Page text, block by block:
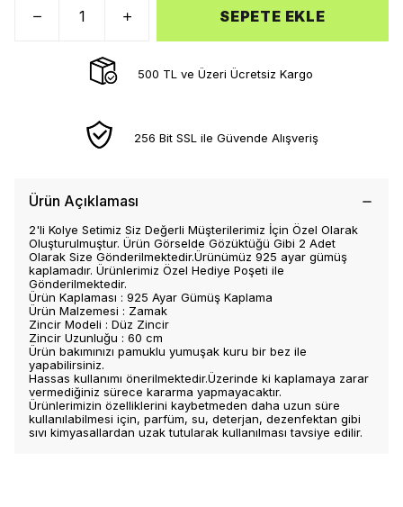
SEPETE EKLE
500 TL ve Üzeri Ücretsiz Kargo
256 Bit SSL ile Güvende Alışveriş
Ürün Açıklaması
2'li Kolye Setimiz Siz Değerli Müşterilerimiz İçin Özel Olarak
Oluşturulmuştur. Ürün Görselde Gözüktüğü Gibi 2 Adet
Olarak Size Gönderilmektedir.Ürünümüz 925 ayar gümüş
kaplamadır. Ürünlerimiz Özel Hediye Poşeti ile
Gönderilmektedir.
Ürün Kaplaması : 925 Ayar Gümüş Kaplama
Ürün Malzemesi : Zamak
Zincir Modeli : Düz Zincir
Zincir Uzunluğu : 60 cm
Ürün bakımınızı pamuklu yumuşak kuru bir bez ile
yapabilirsiniz.
Hassas kullanımı önerilmektedir.Üzerinde ki kaplamaya zarar
vermediğiniz sürece kararma yapmayacaktır.
Ürünlerimizin özelliklerini kaybetmeden daha uzun süre
kullanılabilmesi için, parfüm, su, deterjan, dezenfektan gibi
sıvı kimyasallardan uzak tutularak kullanılması tavsiye edilir.